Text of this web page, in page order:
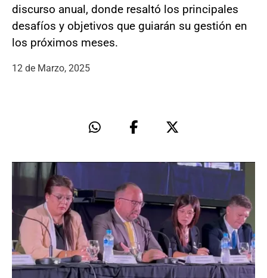
discurso anual, donde resaltó los principales
desafíos y objetivos que guiarán su gestión en
los próximos meses.
12 de Marzo, 2025